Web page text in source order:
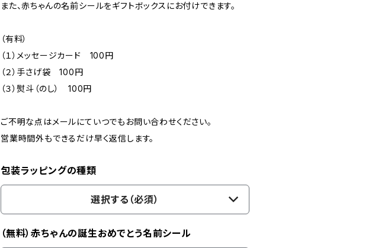
また、赤ちゃんの名前シールをギフトボックスにお付けできます。
（有料）
（１）メッセージカード 100円
（２）手さげ袋 100円
（３）熨斗（のし） 100円
ご不明な点はメールにていつでもお問い合わせください。
営業時間外もできるだけ早く返信します。
包装ラッピングの種類
選択する（必須）
（無料）赤ちゃんの誕生おめでとう名前シール